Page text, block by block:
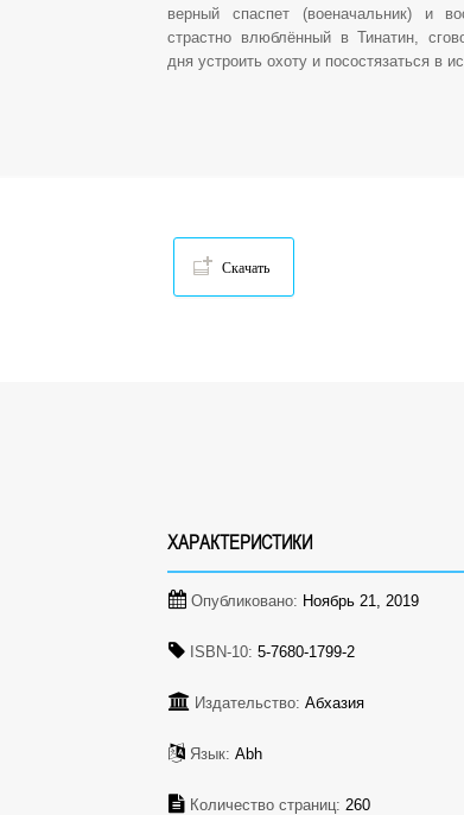
верный спаспет (военачальник) и
страстно влюблённый в Тинатин,
дня устроить охоту и посостязаться в
Скачать
ХАРАКТЕРИСТИКИ
Опубликовано: Ноябрь 21, 2019
ISBN-10: 5-7680-1799-2
Издательство: Абхазия
Язык: Abh
Количество страниц: 260